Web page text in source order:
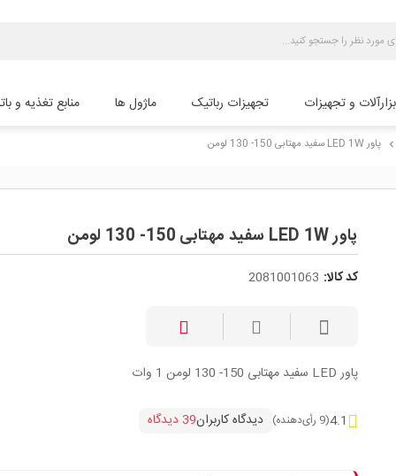
و تجهیزات تجهیزات رباتیک ماژول ها منابع تغذیه و
chevron_right پاور LED 1W سفید مهتابی 150- 130 لومن
پاور LED 1W سفید مهتابی 150- 130 لومن
کد کالا: 2081001063
پاور LED سفید مهتابی 150- 130 لومن 1 وات
4.1(9 رأی‌دهنده) دیدگاه کاربران39 دیدگاه